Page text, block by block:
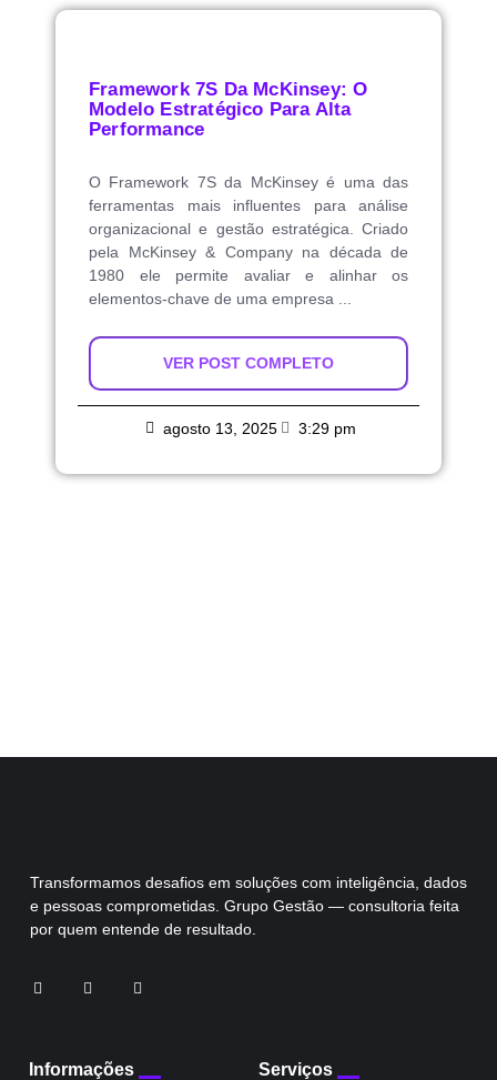
Framework 7S Da McKinsey: O
Modelo Estratégico Para Alta
Performance
O Framework 7S da McKinsey é uma das
ferramentas mais influentes para análise
organizacional e gestão estratégica. Criado
pela McKinsey & Company na década de
1980 ele permite avaliar e alinhar os
elementos-chave de uma empresa ...
VER POST COMPLETO
agosto 13, 2025 3:29 pm
Transformamos desafios em soluções com inteligência, dados
e pessoas comprometidas. Grupo Gestão — consultoria feita
por quem entende de resultado.
Informações Serviços